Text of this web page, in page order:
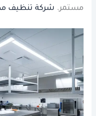
مستمر. شركة تنظيف